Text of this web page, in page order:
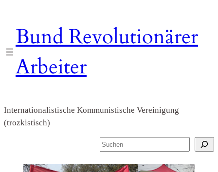
springen
Bund Revolutionärer
Arbeiter
Internationalistische Kommunistische Vereinigung
(trozkistisch)
S
c